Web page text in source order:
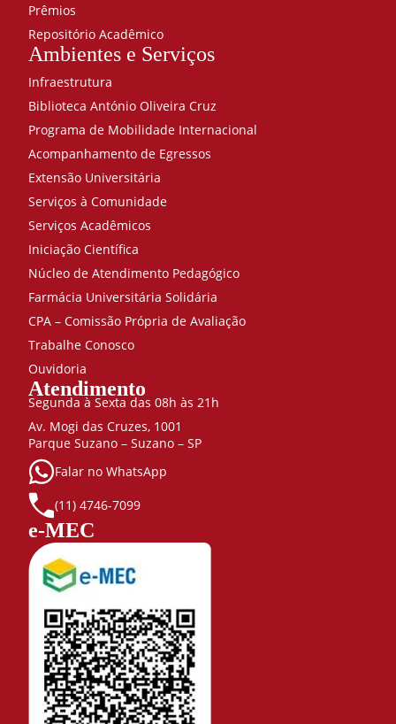
Prêmios
Repositório Acadêmico
Ambientes e Serviços
Infraestrutura
Biblioteca António Oliveira Cruz
Programa de Mobilidade Internacional
Acompanhamento de Egressos
Extensão Universitária
Serviços à Comunidade
Serviços Acadêmicos
Iniciação Científica
Núcleo de Atendimento Pedagógico
Farmácia Universitária Solidária
CPA – Comissão Própria de Avaliação
Trabalhe Conosco
Ouvidoria
Atendimento
Segunda à Sexta das 08h às 21h
Av. Mogi das Cruzes, 1001
Parque Suzano – Suzano – SP
Falar no WhatsApp
(11) 4746-7099
e-MEC